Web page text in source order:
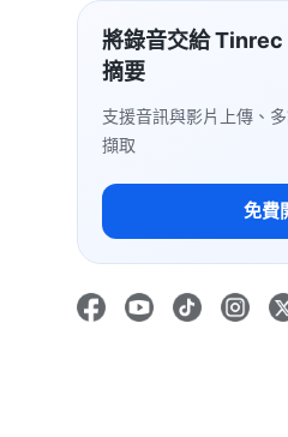
將錄音交給 Tinrec
摘要
支援音訊與影片上傳、
擷取
免費